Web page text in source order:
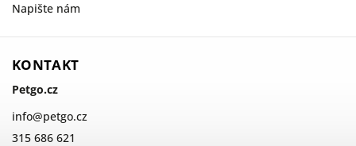
Napište nám
KONTAKT
Petgo.cz
info@petgo.cz
315 686 621